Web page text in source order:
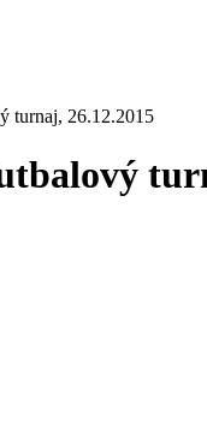
turnaj, 26.12.2015